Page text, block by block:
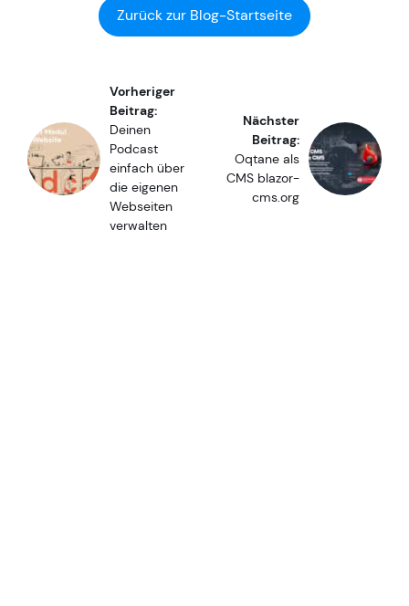
Zurück zur Blog-Startseite
Vorheriger
Beitrag:
Deinen
Podcast
einfach über
die eigenen
Webseiten
verwalten
Nächster
Beitrag:
Oqtane als
CMS blazor-
cms.org